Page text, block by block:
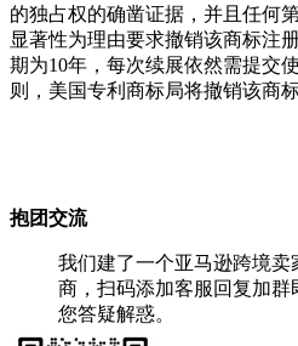
的独占权的确凿证据，并且任何
显著性为理由要求撤销该商标注
期为10年，每次续展依然需提交
则，美国专利商标局将撤销该商标
抱团交流
我们建了一个亚马逊跨境
商，扫码添加客服回复加群
您答疑解惑。